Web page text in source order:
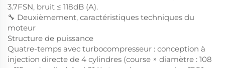
3.7FSN, bruit ≤ 118dB (A).
🔧 Deuxièmement, caractéristiques techniques du
moteur
Structure de puissance
Quatre-temps avec turbocompresseur : conception à
injection directe de 4 cylindres (course × diamètre : 108